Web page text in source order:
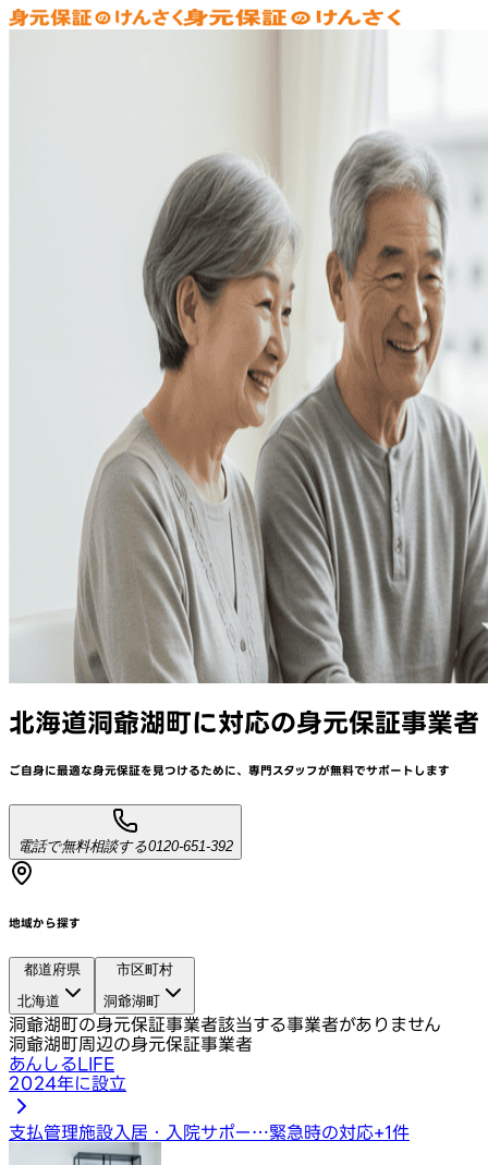
北海道洞爺湖町に対応の身元保証事業者
ご自身に最適な身元保証を見つけるために、 専門スタッフが無料でサポートします
電話で無料相談する0120-651-392
地域から探す
都道府県
北海道
市区町村
洞爺湖町
洞爺湖町の身元保証事業者該当する事業者がありません
洞爺湖町周辺の身元保証事業者
あんしるLIFE
2024年に設立
支払管理施設入居・入院サポー…緊急時の対応+1件